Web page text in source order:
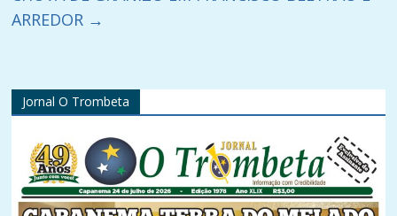
ARREDOR →
Jornal O Trombeta